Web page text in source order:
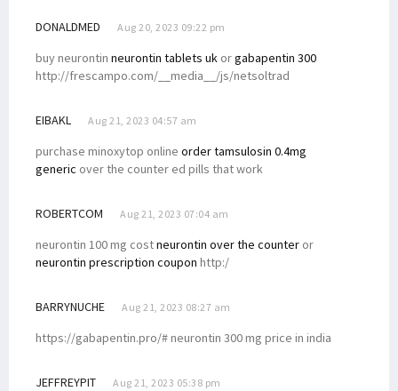
DONALDMED Aug 20, 2023 09:22 pm
buy neurontin neurontin tablets uk orgabapentin 300
http://frescampo.com/__media__/js/netsoltrad
EIBAKL Aug 21, 2023 04:57 am
purchase minoxytop online order tamsulosin 0.4mg
generic over the counter ed pills that work
ROBERTCOM Aug 21, 2023 07:04 am
neurontin 100 mg costneurontin over the counter or
neurontin prescription coupon http:/
BARRYNUCHE Aug 21, 2023 08:27 am
https://gabapentin.pro/# neurontin 300 mg price in india
JEFFREYPIT Aug 21, 2023 05:38 pm